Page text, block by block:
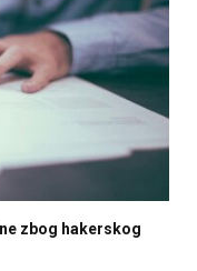
zbog hakerskog